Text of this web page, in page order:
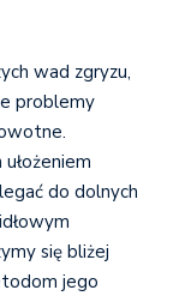
wad zgryzu,
problemy
do dolnych
się bliżej
jego